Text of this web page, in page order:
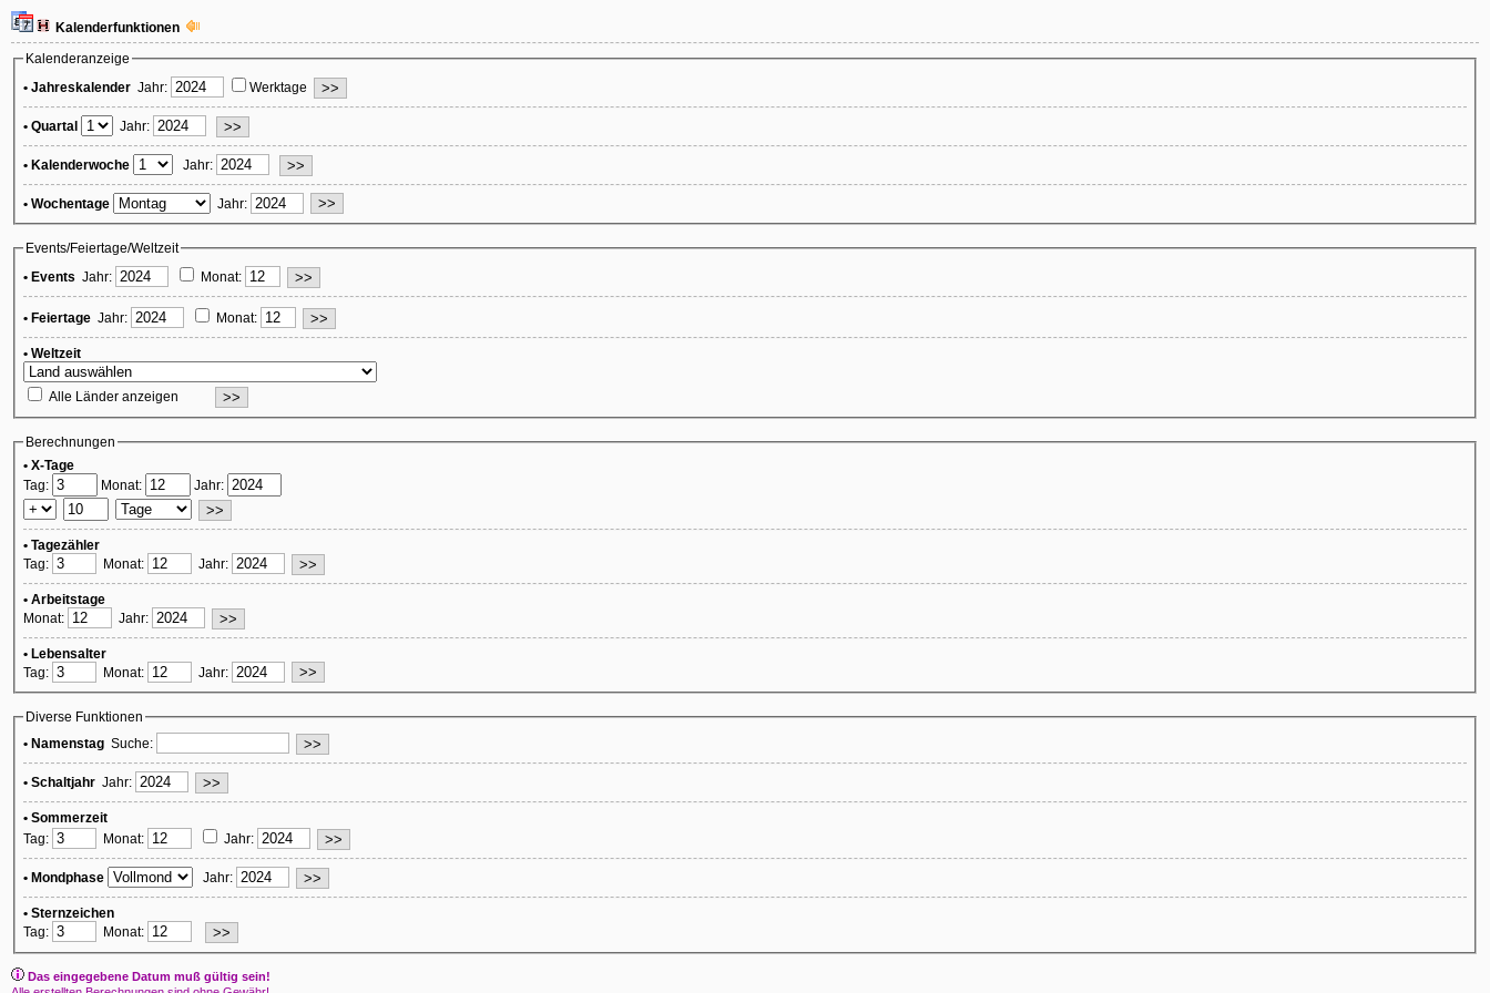
Kalenderfunktionen
Kalenderanzeige
• Jahreskalender Jahr: Werktage
• Quartal Jahr:
• Kalenderwoche Jahr:
• Wochentage Jahr:
Events/Feiertage/Weltzeit
• Events Jahr: Monat:
• Feiertage Jahr: Monat:
• Weltzeit
Alle Länder anzeigen
Berechnungen
• X-Tage
Tag:
Monat: Jahr:
• Tagezähler
Tag:
Monat: Jahr:
• Arbeitstage
Monat:
Jahr:
• Lebensalter
Tag:
Monat: Jahr:
Diverse Funktionen
• Namenstag Suche:
• Schaltjahr Jahr:
• Sommerzeit
Tag:
Monat: Jahr:
• Mondphase Jahr:
• Sternzeichen
Tag:
Monat:
Das eingegebene Datum muß gültig sein!